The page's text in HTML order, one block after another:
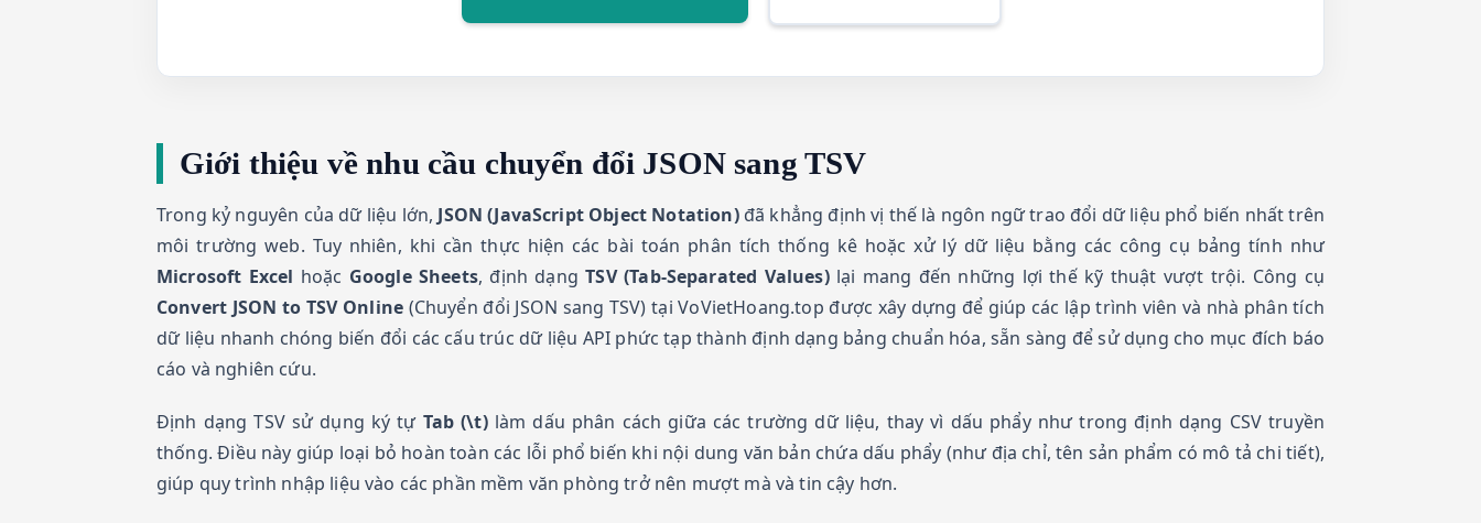
Giới thiệu về nhu cầu chuyển đổi JSON sang TSV
Trong kỷ nguyên của dữ liệu lớn, JSON (JavaScript Object Notation)đã khẳng định vị thế là ngôn ngữ trao đổi dữ liệu phổ biến nhất trên
môi trường web. Tuy nhiên, khi cần thực hiện các bài toán phân tích thống kê hoặc xử lý dữ liệu bằng các công cụ bảng tính như
Microsoft Excel hoặc Google Sheets, định dạngTSV (Tab-Separated Values)lại mang đến những lợi thế kỹ thuật vượt trội. Công cụ
Convert JSON to TSV Online (Chuyển đổi JSON sang TSV) tại VoVietHoang.top được xây dựng để giúp các lập trình viên và nhà phân tích
dữ liệu nhanh chóng biến đổi các cấu trúc dữ liệu API phức tạp thành định dạng bảng chuẩn hóa, sẵn sàng để sử dụng cho mục đích báo
cáo và nghiên cứu.
Định dạng TSV sử dụng ký tự Tab (\t)làm dấu phân cách giữa các trường dữ liệu, thay vì dấu phẩy như trong định dạng CSV truyền
thống. Điều này giúp loại bỏ hoàn toàn các lỗi phổ biến khi nội dung văn bản chứa dấu phẩy (như địa chỉ, tên sản phẩm có mô tả chi tiết),
giúp quy trình nhập liệu vào các phần mềm văn phòng trở nên mượt mà và tin cậy hơn.